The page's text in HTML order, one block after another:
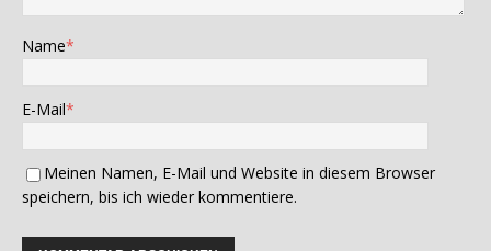
Name*
E-Mail*
Meinen Namen, E-Mail und Website in diesem Browser
speichern, bis ich wieder kommentiere.